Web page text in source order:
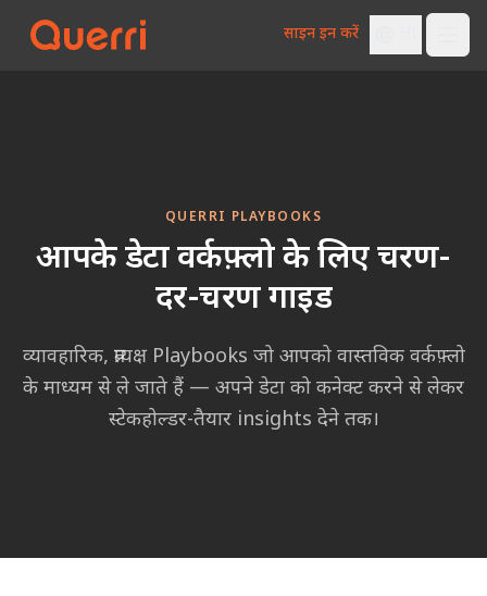
साइन इन करें
QUERRI PLAYBOOKS
आपके डेटा वर्कफ़्लो के लिए चरण-
दर-चरण गाइड
व्यावहारिक, प्रत्यक्ष Playbooks जो आपको वास्तविक वर्कफ़्लो
के माध्यम से ले जाते हैं — अपने डेटा को कनेक्ट करने से लेकर
स्टेकहोल्डर-तैयार insights देने तक।